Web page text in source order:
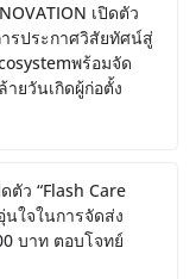
เปิดตัว
รประกาศวิสัยทัศน์สู่
พร้อมจัด
ยวันเกิดผู้ก่อตั้ง
ตัว “Flash Care
นใจในการจัดส่ง
บาท ตอบโจทย์